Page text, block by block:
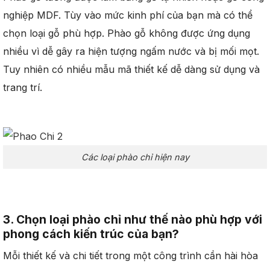
nghiệp MDF. Tùy vào mức kinh phí của bạn mà có thể
chọn loại gỗ phù hợp. Phào gỗ không được ứng dụng
nhiều vì dễ gây ra hiện tượng ngấm nước và bị mối mọt.
Tuy nhiên có nhiều mẫu mã thiết kế dễ dàng sử dụng và
trang trí.
Các loại phào chỉ hiện nay
3. Chọn loại phào chỉ như thế nào phù hợp với
phong cách kiến trúc của bạn?
Mỗi thiết kế và chi tiết trong một công trình cần hài hòa